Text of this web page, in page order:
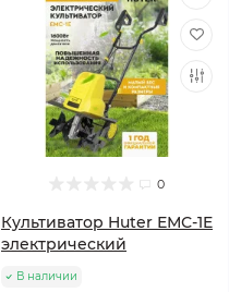
0
Культиватор Huter ЕМС-1E
электрический
В наличии